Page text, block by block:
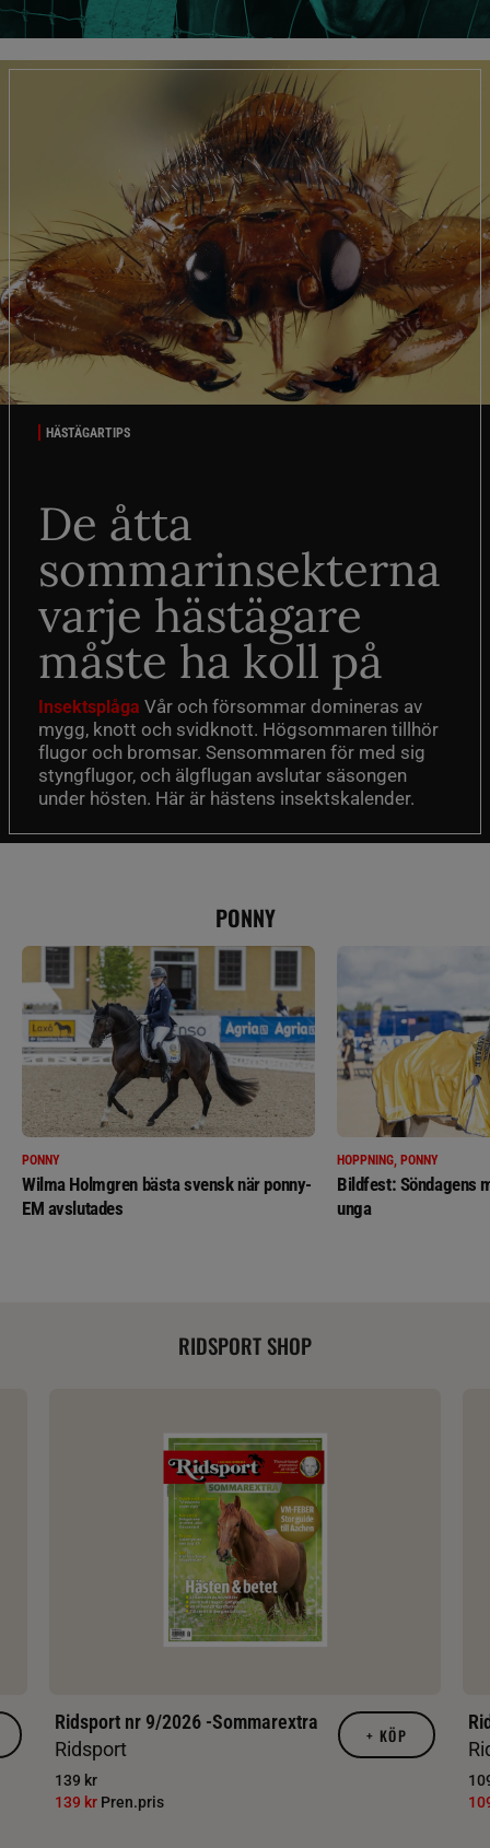
HÄSTÄGARTIPS
De åtta
sommarinsekterna
varje hästägare
måste ha koll på
Insektsplåga Vår och försommar domineras av
mygg, knott och svidknott. Högsommaren tillhör
flugor och bromsar. Sensommaren för med sig
styngflugor, och älgflugan avslutar säsongen
under hösten. Här är hästens insektskalender.
PONNY
PONNY
Wilma Holmgren bästa svensk när ponny-
EM avslutades
HOPPNING, PONNY
Bildfest: Söndagens
unga
RIDSPORT SHOP
Ridsport nr 9/2026 -Sommarextra
Ridsport
139 kr
139 kr Pren.pris
+ KÖP